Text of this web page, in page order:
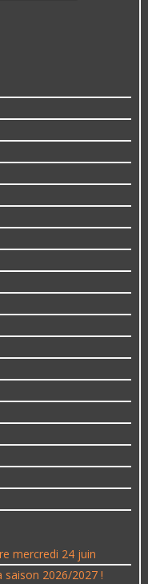
mercredi 24 juin
2026/2027 !